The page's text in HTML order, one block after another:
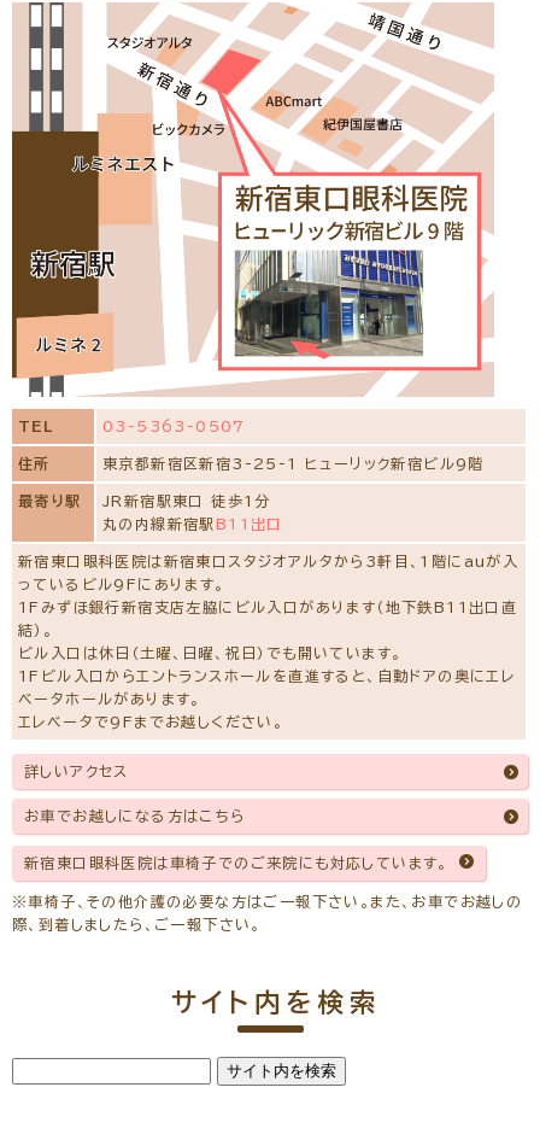
TEL 03-5363-0507
住所 東京都新宿区新宿3-25-1 ヒューリック新宿ビル9階
最寄り駅
JR新宿駅東口 徒歩1分
丸の内線新宿駅 B11出口
新宿東口眼科医院は新宿東口スタジオアルタから3軒目、1階にauが入
っているビル9Fにあります。
1Fみずほ銀行新宿支店左脇にビル入口があります（地下鉄B11出口直
結）。
ビル入口は休日（土曜、日曜、祝日）でも開いています。
1Fビル入口からエントランスホールを直進すると、自動ドアの奥にエレ
ベータホールがあります。
エレベータで9Fまでお越しください。
詳しいアクセス
お車でお越しになる方はこちら
新宿東口眼科医院は車椅子でのご来院にも対応しています。
※車椅子、その他介護の必要な方はご一報下さい。また、お車でお越しの
際、到着しましたら、ご一報下さい。
サイト内を検索